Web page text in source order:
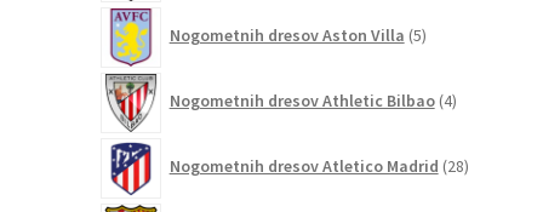
Nogometnih dresov Aston Villa 5izdelkov
Nogometnih dresov Athletic Bilbao 4izdelki
Nogometnih dresov Atletico Madrid 28izdelkov